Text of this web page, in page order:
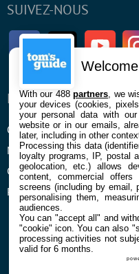
SUIVEZ-NOUS
FacebookTwitter
ENTREPRISE
Qui sommes nous
Mentions légales et CGU
Confidentialité et Cookies
Préférences cookies
Welcome
With our 488partners , we
your devices (cookies,
your personal data with
website or in our emails,
later, including in other
Processing this data
loyalty programs, IP, postal
geolocation, etc.) allows
content, commercial
screens (including by email,
personalising them,
audiences.
You can "accept all" and
"cookie" icon. You can also
processing activities not
valid for 6 months.